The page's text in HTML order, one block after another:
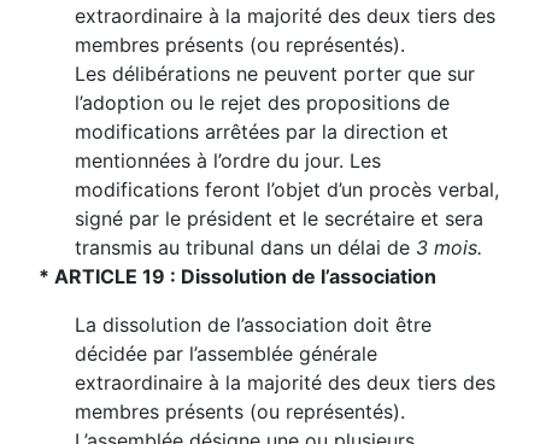
extraordinaire à la majorité des deux tiers des
membres présents (ou représentés).
Les délibérations ne peuvent porter que sur
l’adoption ou le rejet des propositions de
modifications arrêtées par la direction et
mentionnées à l’ordre du jour. Les
modifications feront l’objet d’un procès verbal,
signé par le président et le secrétaire et sera
transmis au tribunal dans un délai de 3 mois.
* ARTICLE 19 : Dissolution de l’association
La dissolution de l’association doit être
décidée par l’assemblée générale
extraordinaire à la majorité des deux tiers des
membres présents (ou représentés).